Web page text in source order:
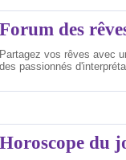
Forum des
Partagez vos rêves avec
des passionnés
Horoscope du